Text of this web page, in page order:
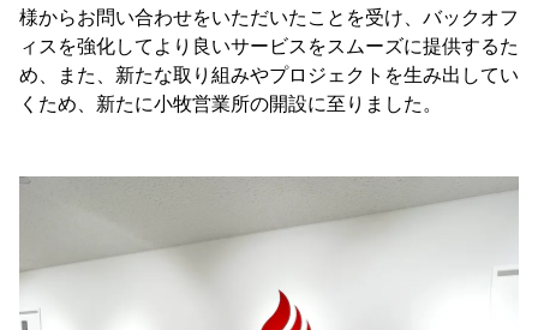
様からお問い合わせをいただいたことを受け、バックオフ
ィスを強化してより良いサービスをスムーズに提供するた
め、また、新たな取り組みやプロジェクトを生み出してい
くため、新たに小牧営業所の開設に至りました。